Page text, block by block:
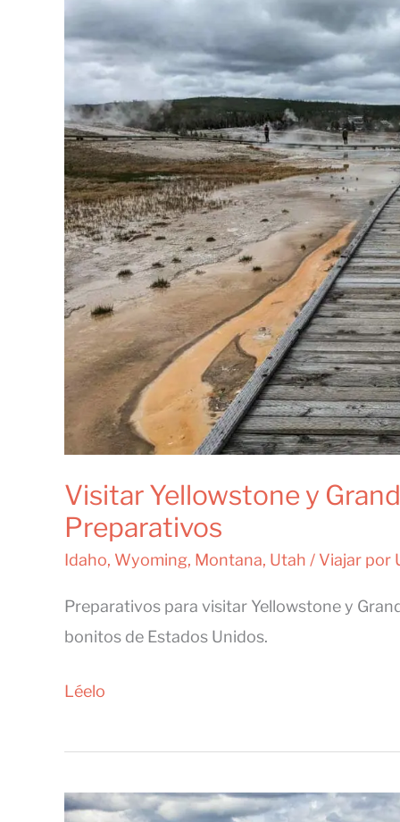
Visitar Yellowstone y
Preparativos
Idaho, Wyoming, Montana, Utah / Viajar por
Preparativos para visitar Yellowstone y
bonitos de Estados Unidos.
Visitar
y
Teton
Léelo